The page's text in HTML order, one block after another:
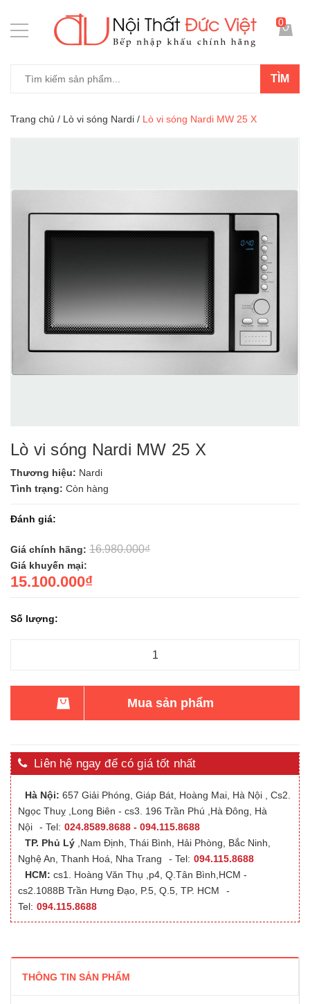
TÌM
0
Trang chủ / Lò vi sóng Nardi / Lò vi sóng Nardi MW 25 X
Lò vi sóng Nardi MW 25 X
Thương hiệu: Nardi
Tình trạng: Còn hàng
Đánh giá:
Giá chính hãng: 16.980.000₫
Giá khuyến mại:
15.100.000₫
Số lượng:
Mua sản phẩm
Liên hệ ngay để có giá tốt nhất
Hà Nội: 657 Giải Phóng, Giáp Bát, Hoàng Mai, Hà Nội , Cs2.
Ngọc Thuỵ ,Long Biên - cs3. 196 Trần Phú ,Hà Đông, Hà
Nội
- Tel: 024.8589.8688 - 094.115.8688
TP. Phủ Lý ,Nam Định, Thái Bình, Hải Phòng, Bắc Ninh,
Nghệ An, Thanh Hoá, Nha Trang
- Tel: 094.115.8688
HCM: cs1. Hoàng Văn Thụ ,p4, Q.Tân Bình,HCM -
cs2.1088B Trần Hưng Đạo, P.5, Q.5, TP. HCM
-
Tel: 094.115.8688
THÔNG TIN SẢN PHẨM